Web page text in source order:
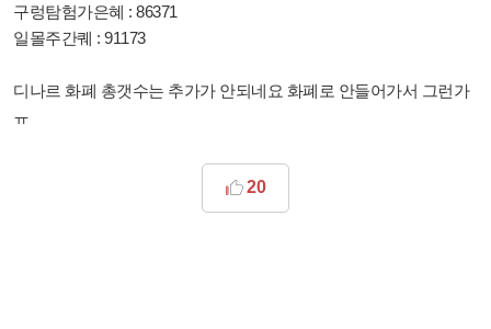
구렁탐험가은혜 : 86371
일몰주간퀘 : 91173
디나르 화폐 총갯수는 추가가 안되네요 화폐로 안들어가서 그런가
ㅠ
20